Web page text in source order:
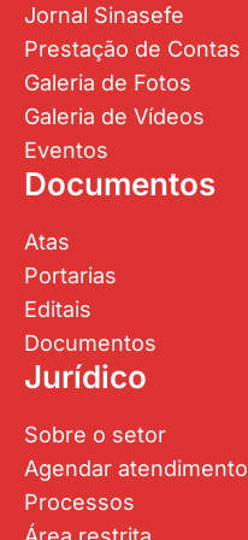
Jornal Sinasefe
Prestação de Contas
Galeria de Fotos
Galeria de Vídeos
Eventos
Documentos
Atas
Portarias
Editais
Documentos
Jurídico
Sobre o setor
Agendar atendimento
Processos